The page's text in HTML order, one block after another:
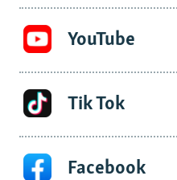
YouTube
Tik Tok
Facebook